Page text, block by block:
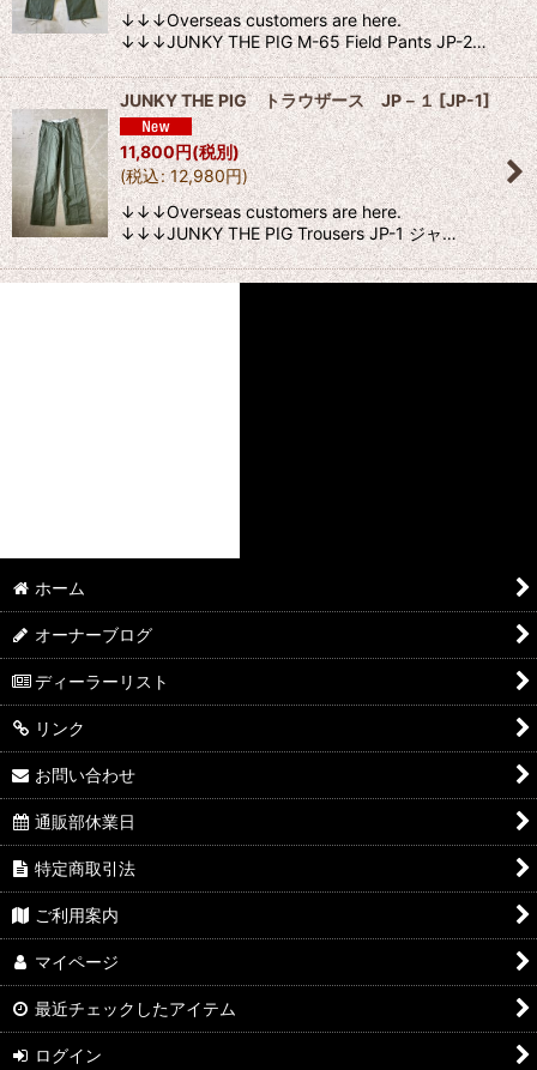
↓↓↓Overseas customers are here.
↓↓↓JUNKY THE PIG M-65 Field Pants JP-2…
JUNKY THE PIG トラウザース JP－１ [JP-1]
11,800円(税別)
(税込: 12,980円)
↓↓↓Overseas customers are here.
↓↓↓JUNKY THE PIG Trousers JP-1 ジャ…
ホーム
オーナーブログ
ディーラーリスト
リンク
お問い合わせ
通販部休業日
特定商取引法
ご利用案内
マイページ
最近チェックしたアイテム
ログイン